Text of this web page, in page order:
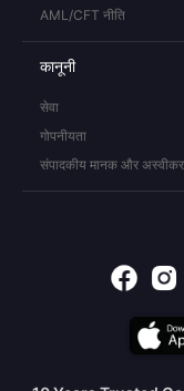
AML/CFT नीति
कानूनी
सेवा
गोपनीयता
संपादकीय मानक और